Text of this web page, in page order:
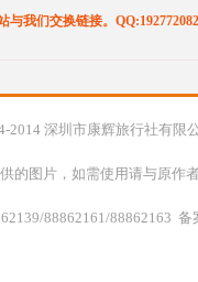
与我们交换链接。
2014 深圳市康辉旅行社有限
的图片，如需使用请与原作
88862161/88862163 备